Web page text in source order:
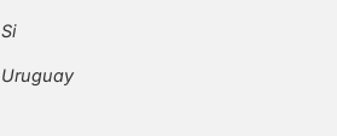
Si
Uruguay